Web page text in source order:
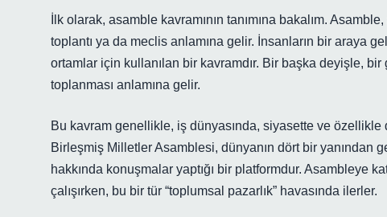
İlk olarak, asamble kavramının tanımına bakalım.
toplantı ya da meclis anlamına gelir. İnsanların bir araya
ortamlar için kullanılan bir kavramdır. Bir başka deyişle,
toplanması anlamına gelir.
Bu kavram genellikle, iş dünyasında, siyasette ve özellikle
Birleşmiş Milletler Asamblesi, dünyanın dört bir
hakkında konuşmalar yaptığı bir platformdur. Asambleye
çalışırken, bu bir tür “toplumsal pazarlık” havasında ilerler.